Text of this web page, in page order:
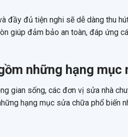
đủ tiện nghi sẽ dễ dàng thu
giúp đảm bảo an toàn, đáp ứng
những hạng mục
gian sống, các đơn vị sửa nhà
hạng mục sửa chữa phổ biến